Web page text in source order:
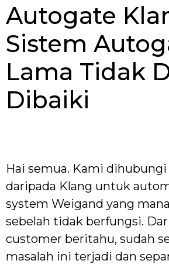
Autogate
Sistem
Lama Tidak
Dibaiki
Hai semua. Kami
daripada Klang untuk
system Weigand yang
sebelah tidak berfungsi.
customer beritahu, sudah
masalah ini terjadi dan